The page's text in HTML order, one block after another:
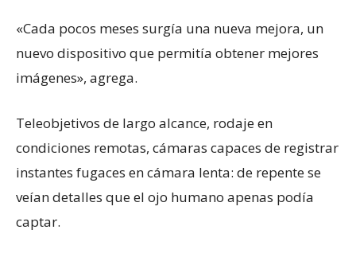
«Cada pocos meses surgía una nueva mejora, un
nuevo dispositivo que permitía obtener mejores
imágenes», agrega.
Teleobjetivos de largo alcance, rodaje en
condiciones remotas, cámaras capaces de registrar
instantes fugaces en cámara lenta: de repente se
veían detalles que el ojo humano apenas podía
captar.